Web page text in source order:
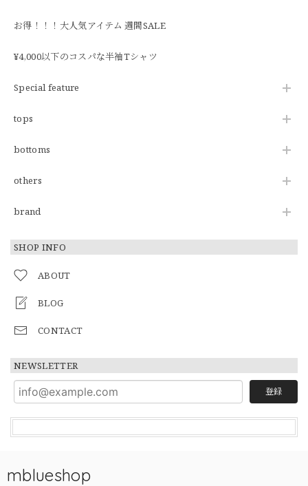
お得！！！大人気アイテム 週間SALE
¥4,000以下のコスパな半袖Tシャツ
Special feature
tops
bottoms
others
brand
SHOP INFO
ABOUT
BLOG
CONTACT
NEWSLETTER
登録
mblueshop